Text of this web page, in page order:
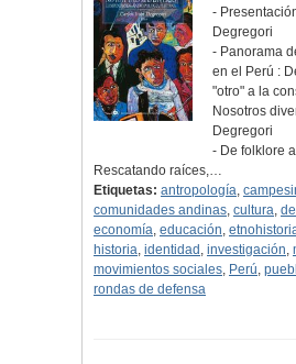
-
Degregori
- Panorama
en el Perú :
"otro" a la
Nosotros
Degregori
- De folklore
Rescatando raíces,…
Etiquetas: antropología,
comunidades andinas, cultura,
economía, educación,
historia, identidad , investigación,
movimientos sociales, Perú,
rondas de defensa